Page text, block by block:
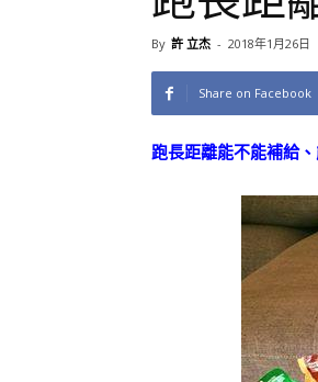
By 許 立杰 - 2018年1月26日
Share on Facebook
跑長距離能不能補給